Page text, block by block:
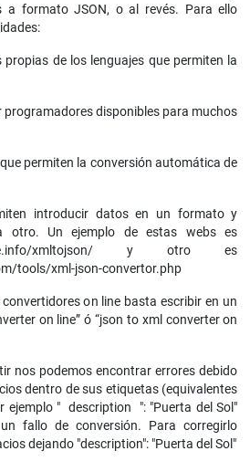
a formato JSON, o al revés. Para ello
de los lenguajes que permiten la
programadores disponibles para muchos
permiten la conversión automática de
introducir datos en un formato y
otro. Un ejemplo de estas webs es
xmltojson/ y otro es
tools/xml-json-convertor.php
on line basta escribir en un
on line” ó “json to xml converter on
nos podemos encontrar errores debido
dentro de sus etiquetas (equivalentes
ejemplo " description ": "Puerta del Sol"
fallo de conversión. Para corregirlo
dejando "description": "Puerta del Sol"